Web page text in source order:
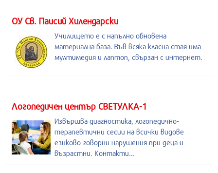
ОУ Св. Паисий Хилендарски
Училището е с напълно обновена
материална база. Във всяка класна стая има
мултимедия и лаптоп, свързан с интернет.
Логопедичен център СВЕТУЛКА-1
Извършва диагностика, логопедично-
терапевтични сесии на всички видове
езиково-говорни нарушения при деца и
възрастни. Контакти...